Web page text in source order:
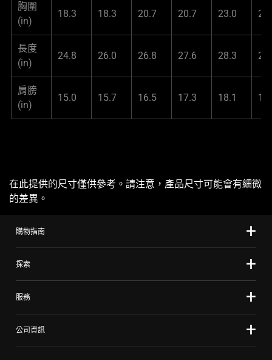
胸圍
(in)
18.3 18.3 20.7 20.7 23.0
長度
(in)
24.8 26.0 26.8 27.6 28.3
肩膀
(in)
15.0 15.7 16.5 17.3 18.1
在此提供的尺寸僅供參考。請注意，產品尺寸可能會有細微
的差異。
購物指南
探索
服務
公司資訊